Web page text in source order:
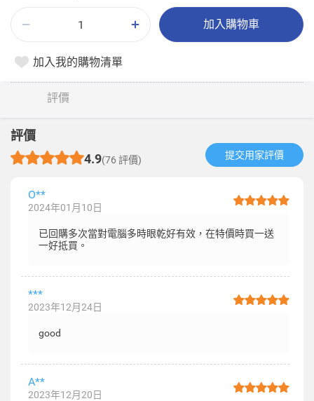
加入購物車
加入我的購物清單
評價
評價
4.9(76 評價) 提交用家評價​
O**
2024年01月10日
已回購多次當對電腦多時眼乾好有效，在特價時買一送
一好抵買。
***
2023年12月24日
good
A**
2023年12月20日